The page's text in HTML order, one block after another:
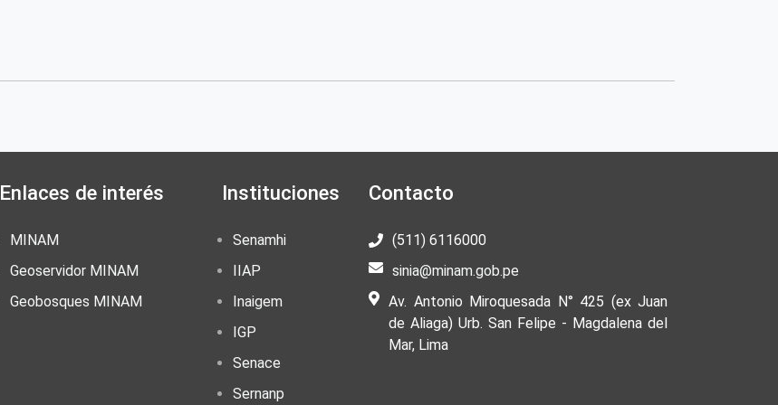
Enlaces de interés
MINAM
Geoservidor MINAM
Geobosques MINAM
Instituciones
Senamhi
IIAP
Inaigem
IGP
Senace
Sernanp
Contacto
(511) 6116000
sinia@minam.gob.pe
Av. Antonio Miroquesada N° 425 (ex Juan
de Aliaga) Urb. San Felipe - Magdalena del
Mar, Lima